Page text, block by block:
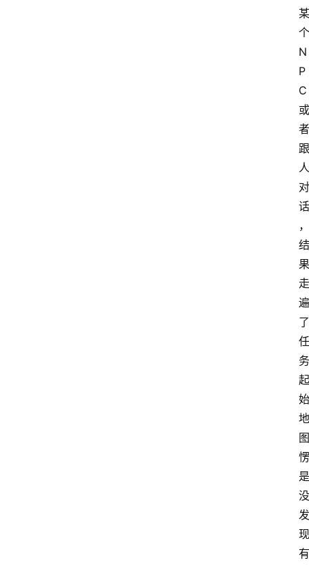
某
个
N
P
C
或
者
跟
人
对
话
，
结
果
走
遍
了
任
务
起
始
地
图
愣
是
没
发
现
有